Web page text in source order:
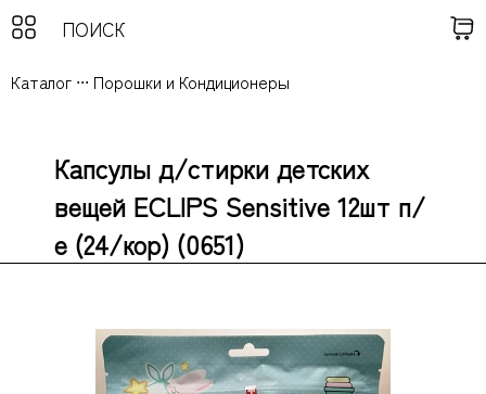
Каталог ... Порошки и Кондиционеры
Капсулы д/стирки детских
вещей ECLIPS Sensitive 12шт п/
е (24/кор) (0651)